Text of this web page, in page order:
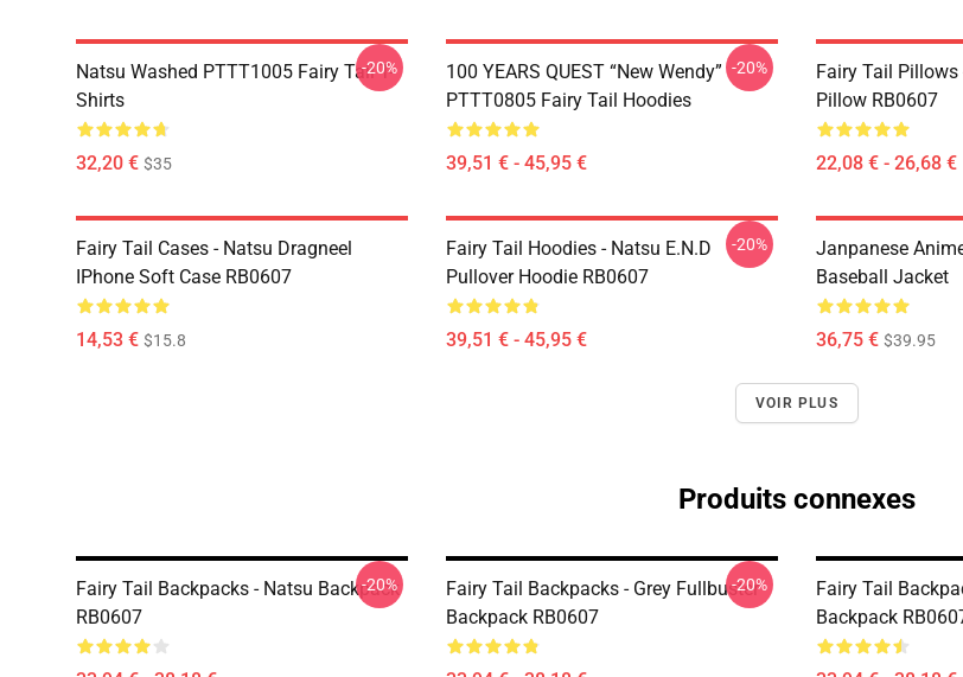
Natsu Washed PTTT1005 Fairy Tail T-
Shirts
32,20 € $35
-20%
100 YEARS QUEST “New Wendy”
PTTT0805 Fairy Tail Hoodies
39,51 € - 45,95 €
-20%
Fairy Tail
Pillow RB0607
22,08 € - 26,68 €
Fairy Tail Cases - Natsu Dragneel
IPhone Soft Case RB0607
14,53 € $15.8
Fairy Tail Hoodies - Natsu E.N.D
Pullover Hoodie RB0607
39,51 € - 45,95 €
-20%
Janpanese
Baseball Jacket
36,75 € $39.95
VOIR PLUS
Produits connexes
Fairy Tail Backpacks - Natsu Backpack
RB0607
-20%
Fairy Tail Backpacks - Grey Fullbuster
Backpack RB0607
-20%
Fairy Tail
Backpack